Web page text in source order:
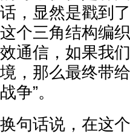
话，显然是戳到
这个三角结构编
效通信，如果我
境，那么最终带
战争”。
换句话说，在这